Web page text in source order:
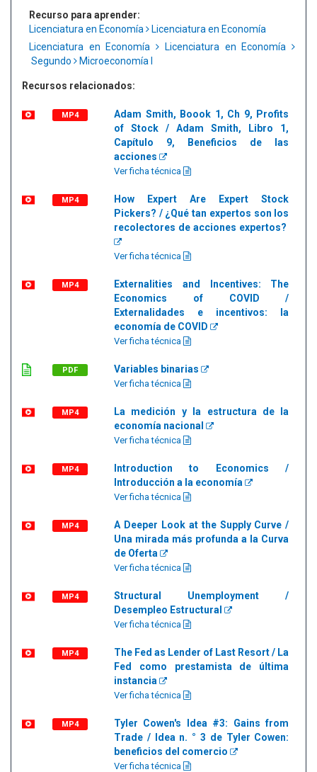
Recurso para aprender:
Licenciatura en Economía
Licenciatura en Economía
Licenciatura en Economía
Licenciatura en Economía
Segundo
Microeconomía I
Recursos relacionados:
MP4
Adam Smith, Boook 1, Ch 9, Profits
of Stock / Adam Smith, Libro 1,
Capítulo 9, Beneficios de las
acciones
Ver ficha técnica
MP4
How Expert Are Expert Stock
Pickers? / ¿Qué tan expertos son los
recolectores de acciones expertos?
Ver ficha técnica
MP4
Externalities and Incentives: The
Economics of COVID /
Externalidades e incentivos: la
economía de COVID
Ver ficha técnica
PDF Variables binarias
Ver ficha técnica
MP4
La medición y la estructura de la
economía nacional
Ver ficha técnica
MP4
Introduction to Economics /
Introducción a la economía
Ver ficha técnica
MP4
A Deeper Look at the Supply Curve /
Una mirada más profunda a la Curva
de Oferta
Ver ficha técnica
MP4
Structural Unemployment /
Desempleo Estructural
Ver ficha técnica
MP4
The Fed as Lender of Last Resort / La
Fed como prestamista de última
instancia
Ver ficha técnica
MP4
Tyler Cowen's Idea #3: Gains from
Trade / Idea n. ° 3 de Tyler Cowen:
beneficios del comercio
Ver ficha técnica